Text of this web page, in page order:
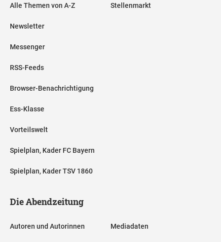
Alle Themen von A-Z
Newsletter
Messenger
RSS-Feeds
Browser-Benachrichtigung
Ess-Klasse
Vorteilswelt
Spielplan, Kader FC Bayern
Spielplan, Kader TSV 1860
Stellenmarkt
Die Abendzeitung
Autoren und Autorinnen Mediadaten